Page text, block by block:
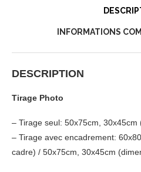
INFORMATIONS
DESCRIPTION
Tirage Photo
– Tirage seul: 50x75cm, 30x45cm
– Tirage avec encadrement:
cadre) / 50x75cm, 30x45cm